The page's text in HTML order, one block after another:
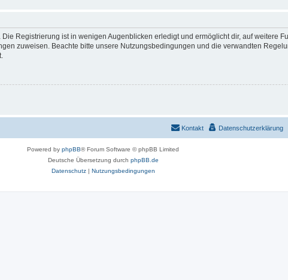
Registrierung ist in wenigen Augenblicken erledigt und ermöglicht dir, auf weitere
zuweisen. Beachte bitte unsere Nutzungsbedingungen und die verwandten
Datenschutzerklärung
Kontakt
Powered by phpBB® Forum Software © phpBB Limited
Deutsche Übersetzung durch phpBB.de
Datenschutz| Nutzungsbedingungen